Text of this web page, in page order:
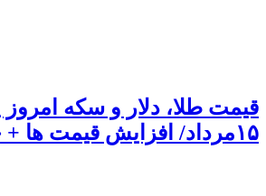
قیمت طلا، دلار و سکه امروز
۱۵مرداد/ افزایش قیمت ها + جدول